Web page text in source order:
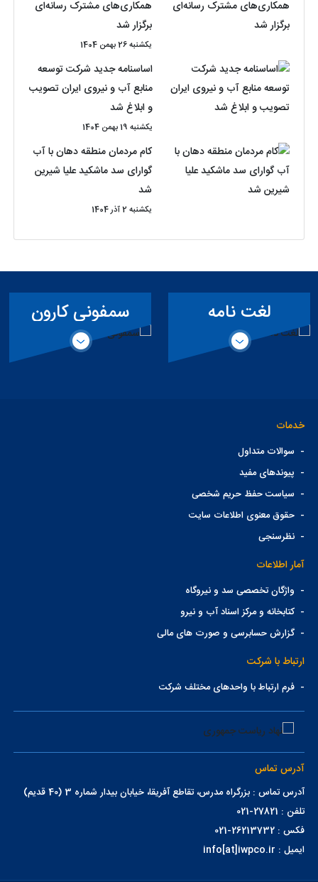
همکاری‌های مشترک رسانه‌ای
برگزار شد
یکشنبه 26 بهمن 1404
اساسنامه جدید شرکت توسعه
منابع آب و نیروی ایران تصویب
و ابلاغ شد
یکشنبه 19 بهمن 1404
کام مردمان منطقه دهان با آب
گوارای سد ماشکید علیا شیرین
شد
یکشنبه 2 آذر 1404
لغت نامه
تخصصی سد
سمفونی کارون
خدمات
- سوالات متداول
- پیوندهای مفید
- سیاست حفظ حریم شخصی
-حقوق معنوی اطلاعات سایت
-نظرسنجی
آمار اطلاعات
- واژگان تخصصی سد و نیروگاه
-کتابخانه و مرکز اسناد آب و نیرو
-گزارش حسابرسی و صورت های مالی
ارتباط با شرکت
-فرم ارتباط با واحدهای مختلف شرکت
آدرس تماس
آدرس تماس : بزرگراه مدرس، تقاطع آفریقا، خیابان بیدار شماره 3 (40 قدیم)
تلفن : 27821-021
فکس : 26213732-021
ایمیل : info[at]iwpco.ir